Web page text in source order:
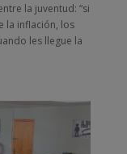
la juventud: “si
la inflación, los
les llegue la